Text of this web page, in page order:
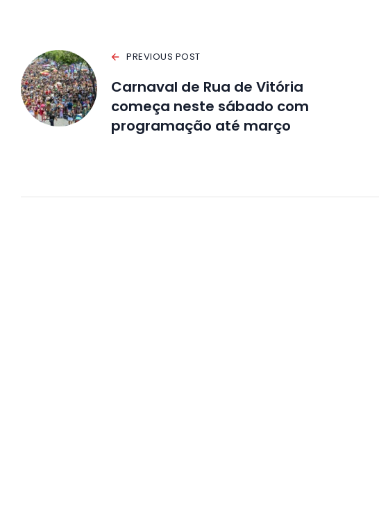
PREVIOUS POST
Carnaval de Rua de Vitória
começa neste sábado com
programação até março